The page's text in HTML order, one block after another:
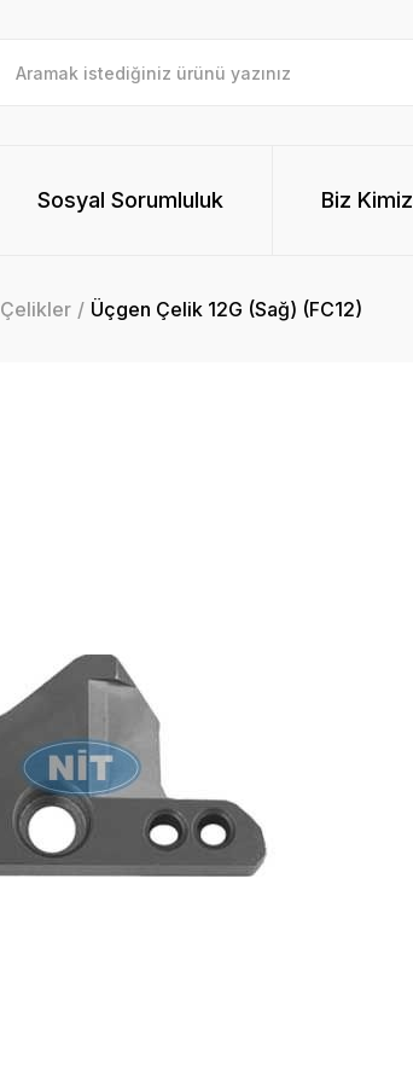
Sosyal Sorumluluk Biz Kimiz
Çelikler Üçgen Çelik 12G (Sağ) (FC12)